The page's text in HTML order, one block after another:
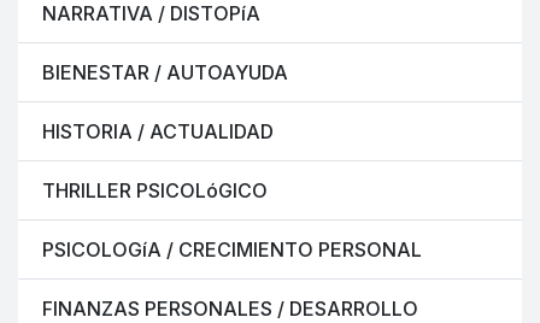
NARRATIVA / DISTOPíA
BIENESTAR / AUTOAYUDA
HISTORIA / ACTUALIDAD
THRILLER PSICOLóGICO
PSICOLOGíA / CRECIMIENTO PERSONAL
FINANZAS PERSONALES / DESARROLLO